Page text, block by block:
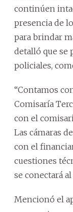
continúen
presencia de
para brindar
detalló que se
policiales,
“Contamos
Comisaría
con el
Las cámaras
con el
cuestiones
se conectará al
Mencionó el